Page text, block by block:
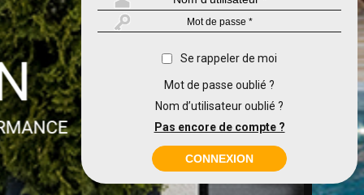
Se rappeler de moi
Mot de passe oublié ?
Nom d’utilisateur oublié ?
Pas encore de compte ?
CONNEXION